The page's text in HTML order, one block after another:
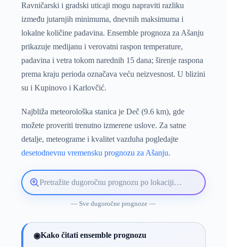
Ravničarski i gradski uticaji mogu napraviti razliku
između jutarnjih minimuma, dnevnih maksimuma i
lokalne količine padavina. Ensemble prognoza za Ašanju
prikazuje medijanu i verovatni raspon temperature,
padavina i vetra tokom narednih 15 dana; širenje raspona
prema kraju perioda označava veću neizvesnost. U blizini
su i Kupinovo i Karlovčić.
Najbliža meteorološka stanica je Deč (9.6 km), gde
možete proveriti trenutno izmerene uslove. Za satne
detalje, meteograme i kvalitet vazduha pogledajte
desetodnevnu vremensku prognozu za Ašanju.
Pretražite
lokaciju
— Sve dugoročne prognoze —
◉Kako čitati ensemble prognozu